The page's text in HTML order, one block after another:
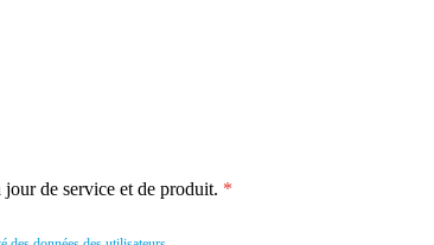
jour de service et de produit.